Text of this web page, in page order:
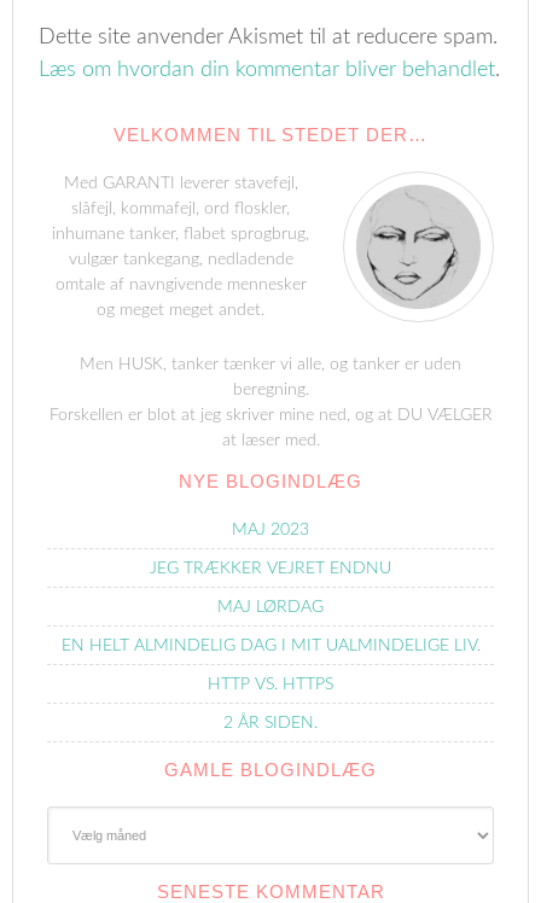
Dette site anvender Akismet til at reducere spam.
Læs om hvordan din kommentar bliver behandlet.
VELKOMMEN TIL STEDET DER…
Med GARANTI leverer stavefejl,
slåfejl, kommafejl, ord floskler,
inhumane tanker, flabet sprogbrug,
vulgær tankegang, nedladende
omtale af navngivende mennesker
og meget meget andet.
Men HUSK, tanker tænker vi alle, og tanker er uden
beregning.
Forskellen er blot at jeg skriver mine ned, og at DU VÆLGER
at læser med.
NYE BLOGINDLÆG
MAJ 2023
JEG TRÆKKER VEJRET ENDNU
MAJ LØRDAG
EN HELT ALMINDELIG DAG I MIT UALMINDELIGE LIV.
HTTP VS. HTTPS
2 ÅR SIDEN.
GAMLE BLOGINDLÆG
SENESTE KOMMENTAR